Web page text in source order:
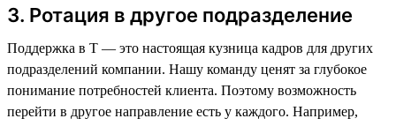
3. Ротация в другое подразделение
Поддержка в Т — это настоящая кузница кадров для других
подразделений компании. Нашу команду ценят за глубокое
понимание потребностей клиента. Поэтому возможность
перейти в другое направление есть у каждого. Например,